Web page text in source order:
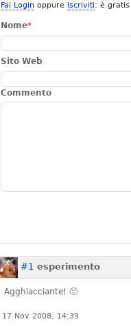
Fai Login oppure Iscriviti: è gratis
Nome*
Sito Web
Commento
#1 esperimento
Agghiacciante! 🙁
17 Nov 2008, 14:39